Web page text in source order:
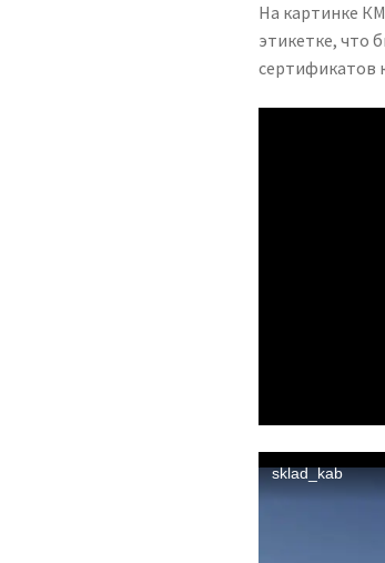
На картинке
этикетке, что
сертификатов